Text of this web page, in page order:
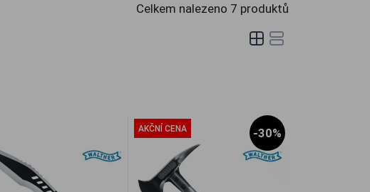
Celkem nalezeno 7 produktů
-30%
AKČNÍ CENA